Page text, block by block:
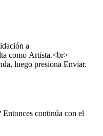
a
como Artista.<br>
luego presiona Enviar.
Entonces continúa con el